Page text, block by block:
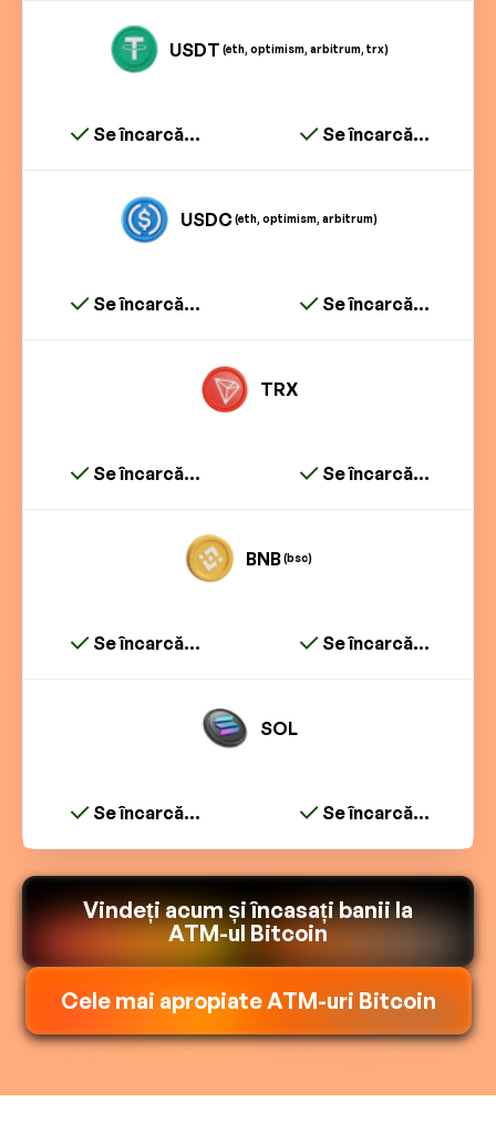
USDT (eth, optimism, arbitrum, trx)
Se încarcă... Se încarcă...
USDC(eth, optimism, arbitrum)
Se încarcă... Se încarcă...
TRX
Se încarcă... Se încarcă...
BNB(bsc)
Se încarcă... Se încarcă...
SOL
Se încarcă... Se încarcă...
Vindeți acum și încasați banii la
ATM-ul Bitcoin
Cele mai apropiate ATM-uri Bitcoin